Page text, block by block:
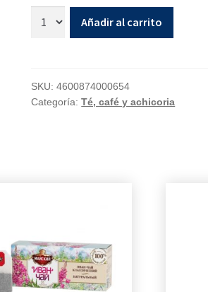
Añadir al carrito
SKU:4600874000654
Categoría:Té, café y achicoria